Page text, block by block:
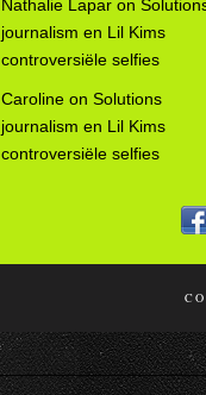
Nathalie Lapar on
journalism en Lil Kims
controversiële selfies
Caroline on Solutions
journalism en Lil Kims
controversiële selfies